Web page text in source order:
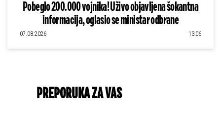
Pobeglo 200.000 vojnika! Uživo objavljena šokantna
informacija, oglasio se ministar odbrane
07.08.2026 13:06
PREPORUKA ZA VAS